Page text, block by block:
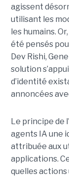
agissent
utilisant les
les humains.
été pensés
Dev Rishi,
solution
d’identité
annoncées
Le principe de
agents IA une
attribuée aux
applications.
quelles